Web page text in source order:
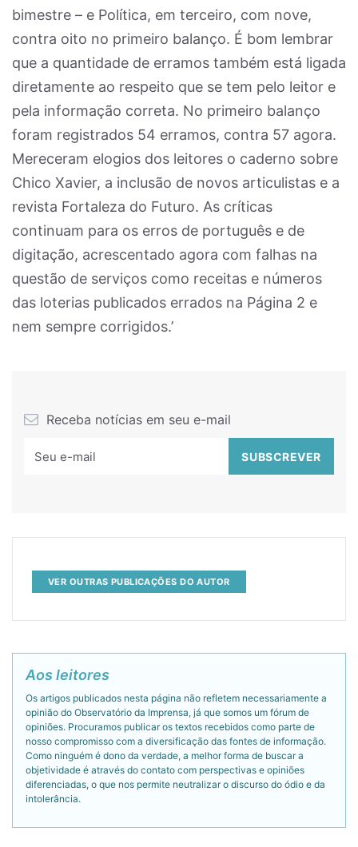
bimestre – e Política, em terceiro, com nove,
contra oito no primeiro balanço. É bom lembrar
que a quantidade de erramos também está ligada
diretamente ao respeito que se tem pelo leitor e
pela informação correta. No primeiro balanço
foram registrados 54 erramos, contra 57 agora.
Mereceram elogios dos leitores o caderno sobre
Chico Xavier, a inclusão de novos articulistas e a
revista Fortaleza do Futuro. As críticas
continuam para os erros de português e de
digitação, acrescentado agora com falhas na
questão de serviços como receitas e números
das loterias publicados errados na Página 2 e
nem sempre corrigidos.’
Receba notícias em seu e-mail
VER OUTRAS PUBLICAÇÕES DO AUTOR
Aos leitores
Os artigos publicados nesta página não refletem necessariamente a
opinião do Observatório da Imprensa, já que somos um fórum de
opiniões. Procuramos publicar os textos recebidos como parte de
nosso compromisso com a diversificação das fontes de informação.
Como ninguém é dono da verdade, a melhor forma de buscar a
objetividade é através do contato com perspectivas e opiniões
diferenciadas, o que nos permite neutralizar o discurso do ódio e da
intolerância.